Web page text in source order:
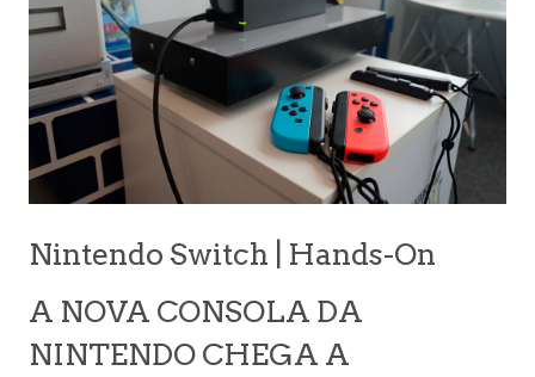
Nintendo Switch | Hands-On
A NOVA CONSOLA DA
NINTENDO CHEGA A